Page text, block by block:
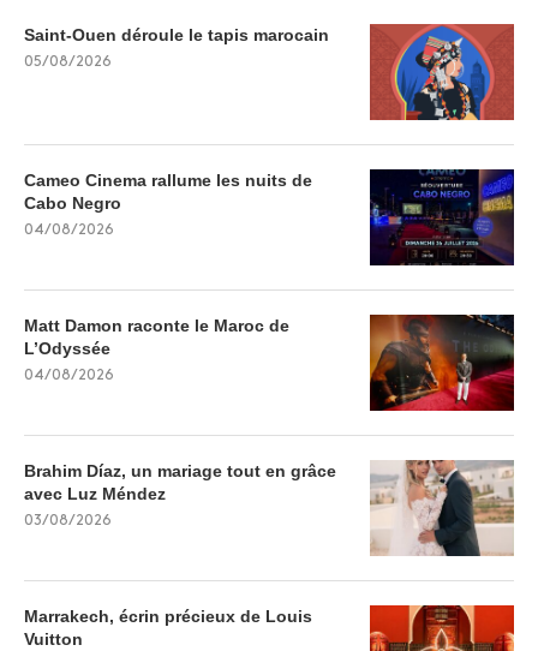
Saint-Ouen déroule le tapis marocain
05/08/2026
Cameo Cinema rallume les nuits de
Cabo Negro
04/08/2026
Matt Damon raconte le Maroc de
L’Odyssée
04/08/2026
Brahim Díaz, un mariage tout en grâce
avec Luz Méndez
03/08/2026
Marrakech, écrin précieux de Louis
Vuitton